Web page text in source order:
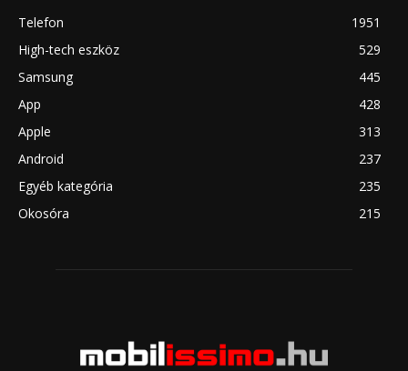
Telefon
1951
High-tech eszköz
529
Samsung
445
App
428
Apple
313
Android
237
Egyéb kategória
235
Okosóra
215